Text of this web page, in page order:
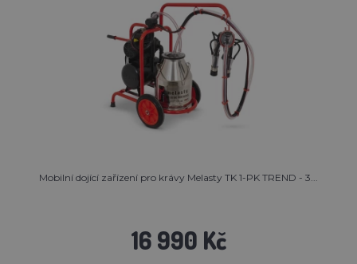
Mobilní dojící zařízení pro krávy Melasty TK 1-PK TREND - 3...
16 990 Kč